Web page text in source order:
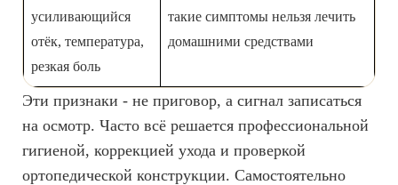
усиливающийся
отёк, температура,
резкая боль
такие симптомы нельзя лечить
домашними средствами
Эти признаки - не приговор, а сигнал записаться
на осмотр. Часто всё решается профессиональной
гигиеной, коррекцией ухода и проверкой
ортопедической конструкции. Самостоятельно